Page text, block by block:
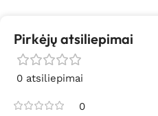
Pirkėjų atsiliepimai
0 atsiliepimai
0